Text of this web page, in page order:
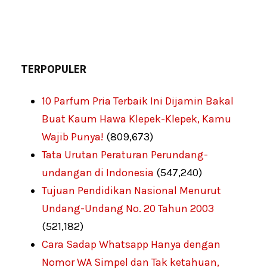
TERPOPULER
10 Parfum Pria Terbaik Ini Dijamin Bakal
Buat Kaum Hawa Klepek-Klepek, Kamu
Wajib Punya! (809,673)
Tata Urutan Peraturan Perundang-
undangan di Indonesia (547,240)
Tujuan Pendidikan Nasional Menurut
Undang-Undang No. 20 Tahun 2003
(521,182)
Cara Sadap Whatsapp Hanya dengan
Nomor WA Simpel dan Tak ketahuan,